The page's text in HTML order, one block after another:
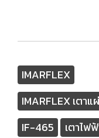
IMARFLEX
IMARFLEX เตา
IF-465
เตาไฟ